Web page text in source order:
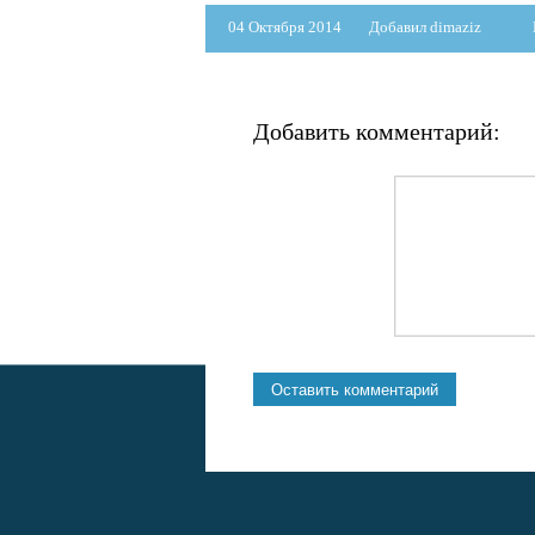
04 Октября 2014 Добавил dimaziz
Добавить комментарий: